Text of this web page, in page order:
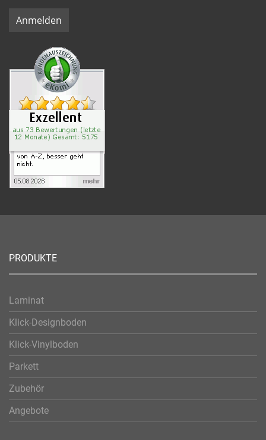
Anmelden
PRODUKTE
Laminat
Klick-Designboden
Klick-Vinylboden
Parkett
Zubehör
Angebote